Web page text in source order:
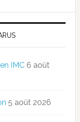
IMC 6 août
5 août 2026